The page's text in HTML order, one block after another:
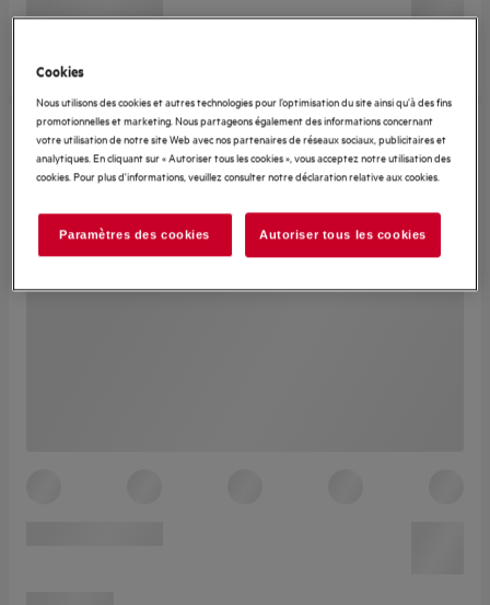
Cookies
Nous utilisons des cookies et autres technologies pour l’optimisation du site ainsi qu’à des fins
promotionnelles et marketing. Nous partageons également des informations concernant
votre utilisation de notre site Web avec nos partenaires de réseaux sociaux, publicitaires et
analytiques. En cliquant sur « Autoriser tous les cookies », vous acceptez notre utilisation des
cookies. Pour plus d'informations, veuillez consulter notre déclaration relative aux cookies.
Paramètres des cookies Autoriser tous les cookies